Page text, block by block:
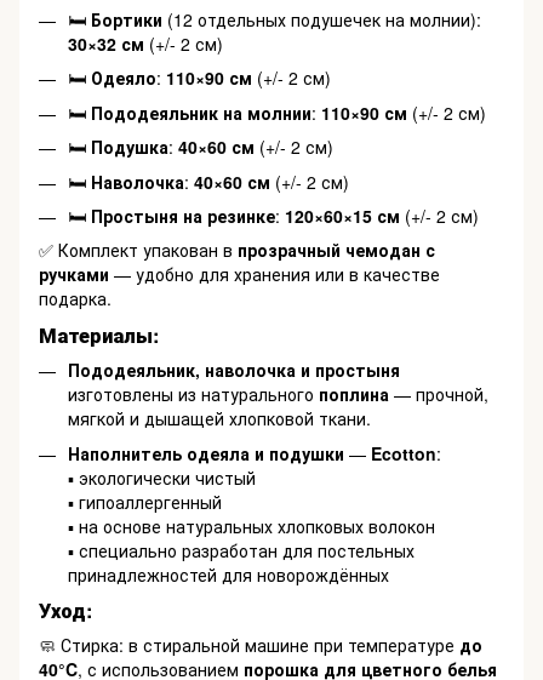
🛏 Бортики (12 отдельных подушечек на молнии):
30×32 см (+/- 2 см)
🛏 Одеяло: 110×90 см (+/- 2 см)
🛏 Пододеяльник на молнии: 110×90 см (+/- 2 см)
🛏 Подушка: 40×60 см (+/- 2 см)
🛏 Наволочка: 40×60 см (+/- 2 см)
🛏 Простыня на резинке: 120×60×15 см (+/- 2 см)
✅ Комплект упакован в прозрачный чемодан с
ручками — удобно для хранения или в качестве
подарка.
Материалы:
Пододеяльник, наволочка и простыня
изготовлены из натурального поплина — прочной,
мягкой и дышащей хлопковой ткани.
Наполнитель одеяла и подушки — Ecotton:
▪️ экологически чистый
▪️ гипоаллергенный
▪️ на основе натуральных хлопковых волокон
▪️ специально разработан для постельных
принадлежностей для новорождённых
Уход:
🧼 Стирка: в стиральной машине при температуре до
40°C, с использованием порошка для цветного белья